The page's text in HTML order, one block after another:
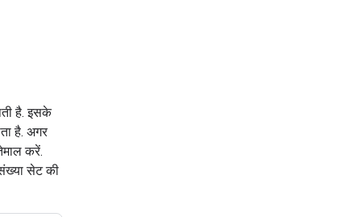
है. इसके
है. अगर
करें.
सेट की